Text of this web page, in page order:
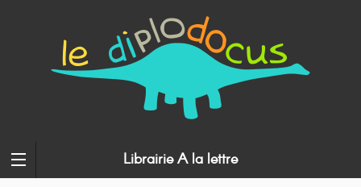
Librairie A la lettre